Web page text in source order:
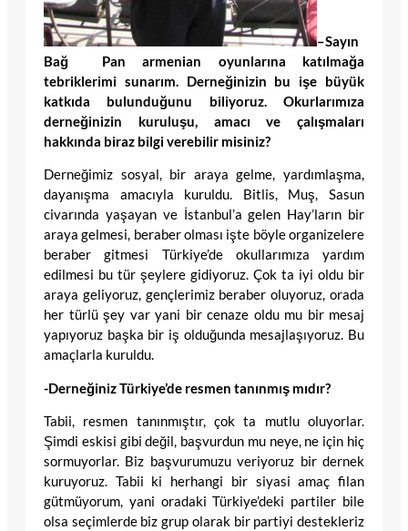
–Sayın
Bağ Pan armenian oyunlarına katılmağa
tebriklerimi sunarım. Derneğinizin bu işe büyük
katkıda bulunduğunu biliyoruz. Okurlarımıza
derneğinizin kuruluşu, amacı ve çalışmaları
hakkında biraz bilgi verebilir misiniz?
Derneğimiz sosyal, bir araya gelme, yardımlaşma,
dayanışma amacıyla kuruldu. Bitlis, Muş, Sasun
civarında yaşayan ve İstanbul’a gelen Hay’ların bir
araya gelmesi, beraber olması işte böyle organizelere
beraber gitmesi Türkiye’de okullarımıza yardım
edilmesi bu tür şeylere gidiyoruz. Çok ta iyi oldu bir
araya geliyoruz, gençlerimiz beraber oluyoruz, orada
her türlü şey var yani bir cenaze oldu mu bir mesaj
yapıyoruz başka bir iş olduğunda mesajlaşıyoruz. Bu
amaçlarla kuruldu.
-Derneğiniz Türkiye’de resmen tanınmış mıdır?
Tabii, resmen tanınmıştır, çok ta mutlu oluyorlar.
Şimdi eskisi gibi değil, başvurdun mu neye, ne için hiç
sormuyorlar. Biz başvurumuzu veriyoruz bir dernek
kuruyoruz. Tabii ki herhangi bir siyasi amaç filan
gütmüyorum, yani oradaki Türkiye’deki partiler bile
olsa seçimlerde biz grup olarak bir partiyi destekleriz